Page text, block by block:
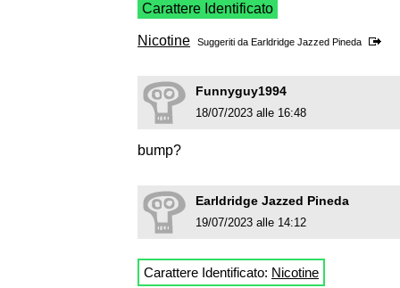
Carattere Identificato
Nicotine Suggeriti da Earldridge Jazzed Pineda
Funnyguy1994
18/07/2023 alle 16:48
bump?
Earldridge Jazzed Pineda
19/07/2023 alle 14:12
Carattere Identificato: Nicotine